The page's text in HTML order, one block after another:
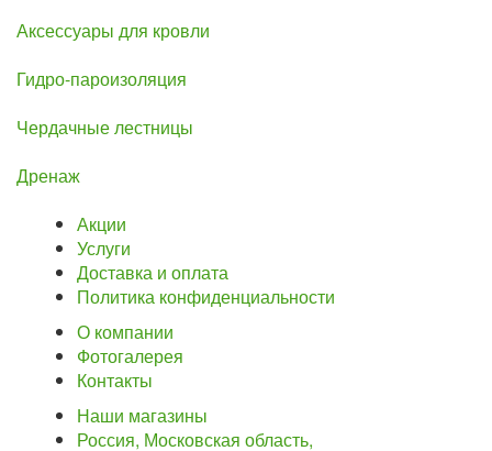
Аксессуары для кровли
Гидро-пароизоляция
Чердачные лестницы
Дренаж
Акции
Услуги
Доставка и оплата
Политика конфиденциальности
О компании
Фотогалерея
Контакты
Наши магазины
Россия, Московская область,